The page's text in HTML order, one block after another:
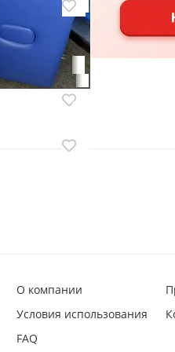
Wahl
О компании
Условия использования
FAQ